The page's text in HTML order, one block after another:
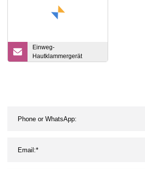
Einweg-
Hautklammergerät